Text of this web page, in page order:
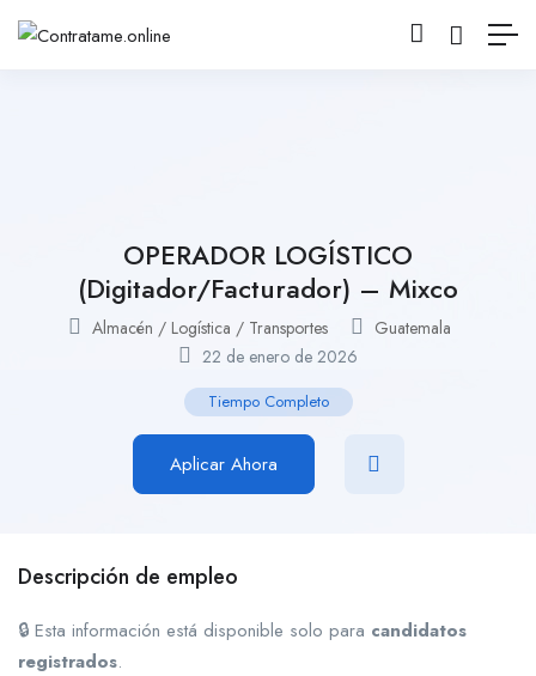
OPERADOR LOGÍSTICO
(Digitador/Facturador) – Mixco
Almacén / Logística / Transportes
Guatemala
22 de enero de 2026
Tiempo Completo
Aplicar Ahora
Descripción de empleo
🔒 Esta información está disponible solo para candidatos
registrados.